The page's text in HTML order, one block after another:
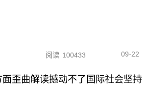
阅读 100433 09-22
歪曲解读撼动不了国际社会坚持